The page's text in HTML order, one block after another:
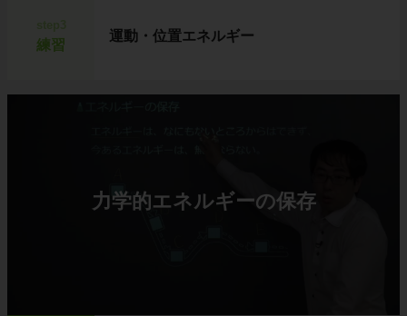
練習
運動・位置エネルギー
力学的エネルギーの保存